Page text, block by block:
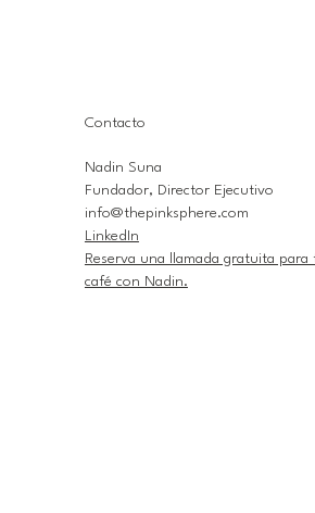
Contacto
Nadin Suna
Fundador, Director Ejecutivo
info@thepinksphere.com
LinkedIn
Reserva una llamada gratuita para
café con Nadin.